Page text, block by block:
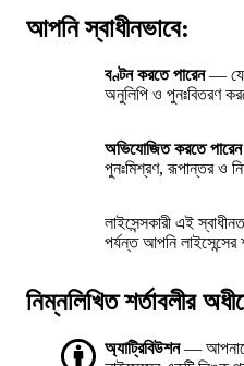
আপনি স্বাধীনভাবে:
বণ্টন করতে পারেন— যে
অনুলিপি ও পুনঃবিতরণ
অভিযোজিত করতে পারেন
পুনঃমিশ্রণ, রূপান্তর ও
লাইসেন্সকারী এই
পর্যন্ত আপনি
নিম্নলিখিত শর্তাবলীর
অ্যাট্রিবিউশন—